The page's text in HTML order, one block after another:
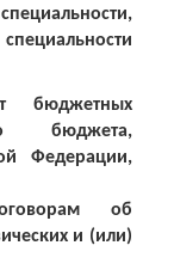
бюджетных
бюджета,
Федерации,
об
и (или)